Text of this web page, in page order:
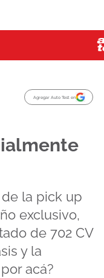
Agregar Auto Test en
de la pick up
exclusivo,
de 702 CV
y la
acá?